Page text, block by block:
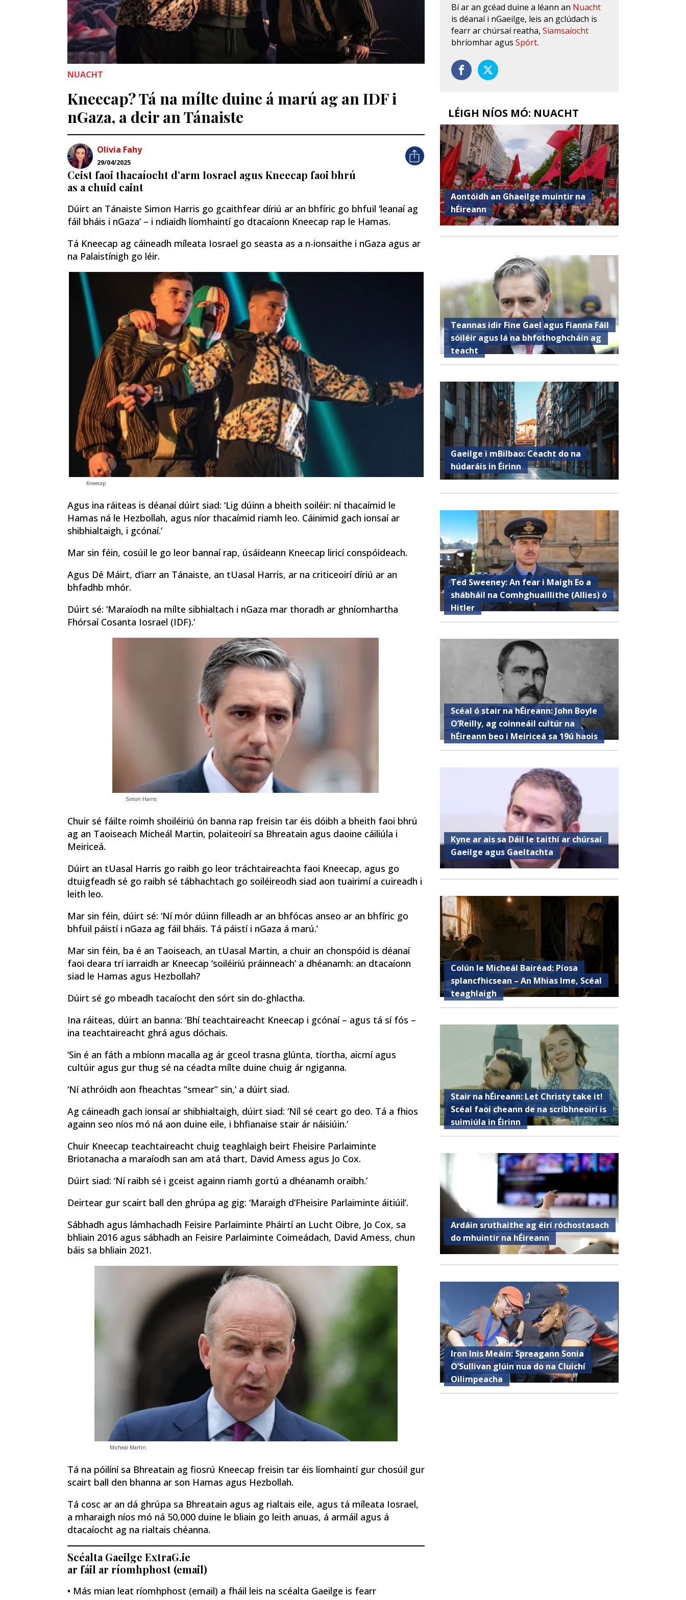
NUACHT
Kneecap? Tá na mílte duine á marú ag an IDF i
nGaza, a deir an Tánaiste
Olivia Fahy
29/04/2025
Ceist faoi thacaíocht d’arm Iosrael agus Kneecap faoi bhrú
as a chuid caint
Dúirt an Tánaiste Simon Harris go gcaithfear díriú ar an bhfíric go bhfuil ‘leanaí ag
fáil bháis i nGaza’ – i ndiaidh líomhaintí go dtacaíonn Kneecap rap le Hamas.
Tá Kneecap ag cáineadh míleata Iosrael go seasta as a n-ionsaithe i nGaza agus ar
na Palaistínigh go léir.
Kneecap
Agus ina ráiteas is déanaí dúirt siad: ‘Lig dúinn a bheith soiléir: ní thacaímid le
Hamas ná le Hezbollah, agus níor thacaímid riamh leo. Cáinimid gach ionsaí ar
shibhialtaigh, i gcónaí.’
Mar sin féin, cosúil le go leor bannaí rap, úsáideann Kneecap liricí conspóideach.
Agus Dé Máirt, d’iarr an Tánaiste, an tUasal Harris, ar na criticeoirí díriú ar an
bhfadhb mhór.
Dúirt sé: ‘Maraíodh na mílte sibhialtach i nGaza mar thoradh ar ghníomhartha
Fhórsaí Cosanta Iosrael (IDF).’
Simon Harris
Chuir sé fáilte roimh shoiléiriú ón banna rap freisin tar éis dóibh a bheith faoi bhrú
ag an Taoiseach Micheál Martin, polaiteoirí sa Bhreatain agus daoine cáiliúla i
Meiriceá.
Dúirt an tUasal Harris go raibh go leor tráchtaireachta faoi Kneecap, agus go
dtuigfeadh sé go raibh sé tábhachtach go soiléireodh siad aon tuairimí a cuireadh i
leith leo.
Mar sin féin, dúirt sé: ‘Ní mór dúinn filleadh ar an bhfócas anseo ar an bhfíric go
bhfuil páistí i nGaza ag fáil bháis. Tá páistí i nGaza á marú.’
Mar sin féin, ba é an Taoiseach, an tUasal Martin, a chuir an chonspóid is déanaí
faoi deara trí iarraidh ar Kneecap ‘soiléiriú práinneach’ a dhéanamh: an dtacaíonn
siad le Hamas agus Hezbollah?
Dúirt sé go mbeadh tacaíocht den sórt sin do-ghlactha.
Ina ráiteas, dúirt an banna: ‘Bhí teachtaireacht Kneecap i gcónaí – agus tá sí fós –
ina teachtaireacht ghrá agus dóchais.
‘Sin é an fáth a mbíonn macalla ag ár gceol trasna glúnta, tíortha, aicmí agus
cultúir agus gur thug sé na céadta mílte duine chuig ár ngiganna.
‘Ní athróidh aon fheachtas “smear” sin,’ a dúirt siad.
Ag cáineadh gach ionsaí ar shibhialtaigh, dúirt siad: ‘Níl sé ceart go deo. Tá a fhios
againn seo níos mó ná aon duine eile, i bhfianaise stair ár náisiúin.’
Chuir Kneecap teachtaireacht chuig teaghlaigh beirt Fheisire Parlaiminte
Briotanacha a maraíodh san am atá thart, David Amess agus Jo Cox.
Dúirt siad: ‘Ní raibh sé i gceist againn riamh gortú a dhéanamh oraibh.’
Deirtear gur scairt ball den ghrúpa ag gig: ‘Maraigh d’Fheisire Parlaiminte áitiúil’.
Sábhadh agus lámhachadh Feisire Parlaiminte Pháirtí an Lucht Oibre, Jo Cox, sa
bhliain 2016 agus sábhadh an Feisire Parlaiminte Coimeádach, David Amess, chun
báis sa bhliain 2021.
Micheál Martin
Tá na póilíní sa Bhreatain ag fiosrú Kneecap freisin tar éis líomhaintí gur chosúil gur
scairt ball den bhanna ar son Hamas agus Hezbollah.
Tá cosc ​​ar an dá ghrúpa sa Bhreatain agus ag rialtais eile, agus tá míleata Iosrael,
a mharaigh níos mó ná 50,000 duine le bliain go leith anuas, á armáil agus á
dtacaíocht ag na rialtais chéanna.
Scéalta Gaeilge ExtraG.ie
ar fáil ar ríomhphost (email)
• Más mian leat ríomhphost (email) a fháil leis na scéalta Gaeilge is fearr
Bí ar an gcéad duine a léann an Nuacht
is déanaí i nGaeilge, leis an gclúdach is
fearr ar chúrsaí reatha,Siamsaíocht
bhríomhar agusSpórt.
LÉIGH NÍOS MÓ: NUACHT
Aontóidh an Ghaeilge muintir na
hÉireann
Teannas idir Fine Gael agus Fianna Fáil
sóiléir agus lá na bhfothoghcháin ag
teacht
Gaeilge i mBilbao: Ceacht do na
húdaráis in Éirinn
Ted Sweeney: An fear i Maigh Eo a
shábháil na Comhghuaillithe (Allies) ó
Hitler
Scéal ó stair na hÉireann: John Boyle
O’Reilly, ag coinneáil cultúr na
hÉireann beo i Meiriceá sa 19ú haois
Kyne ar ais sa Dáil le taithí ar chúrsaí
Gaeilge agus Gaeltachta
Colún le Micheál Bairéad: Píosa
splancfhicsean – An Mhias Ime, Scéal
teaghlaigh
Stair na hÉireann: Let Christy take it!
Scéal faoi cheann de na scríbhneoirí is
suimiúla in Éirinn
Ardáin sruthaithe ag éirí róchostasach
do mhuintir na hÉireann
Iron Inis Meáin: Spreagann Sonia
O’Sullivan glúin nua do na Cluichí
Oilimpeacha